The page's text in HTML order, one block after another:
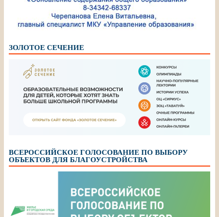
ЗОЛОТОЕ СЕЧЕНИЕ
ВСЕРОССИЙСКОЕ ГОЛОСОВАНИЕ ПО ВЫБОРУ
ОБЪЕКТОВ ДЛЯ БЛАГОУСТРОЙСТВА